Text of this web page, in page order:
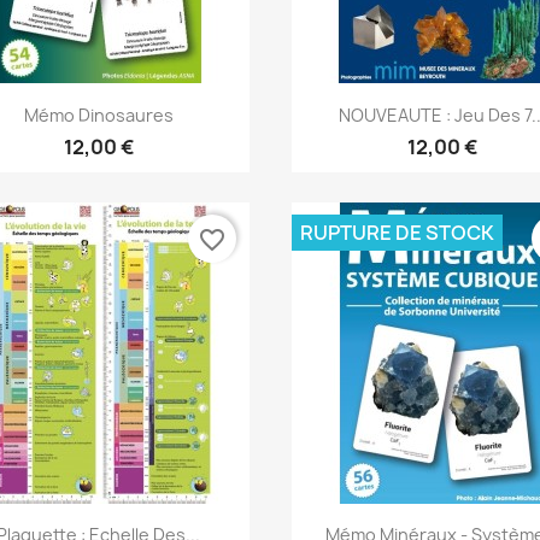
Aperçu rapide
Mémo Dinosaures
12,00 €
Aperçu rapide
NOUVEAUTE : Jeu Des
12,00 €
Aperçu rapide
: Echelle Des...
favorite_border
Aperçu rapide
Mémo Minéraux -
RUPTURE DE STOCK